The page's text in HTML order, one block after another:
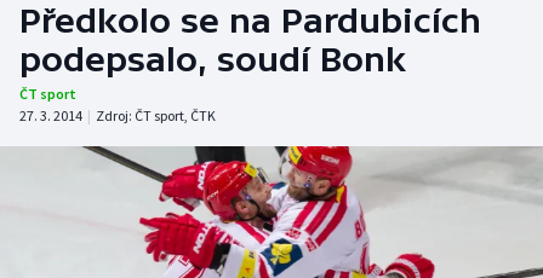
Hokej
Tenis
Atletika
Předkolo se na Pardubicích
podepsalo, soudí Bonk
ČT sport
27. 3. 2014 | Zdroj: ČT sport, ČTK